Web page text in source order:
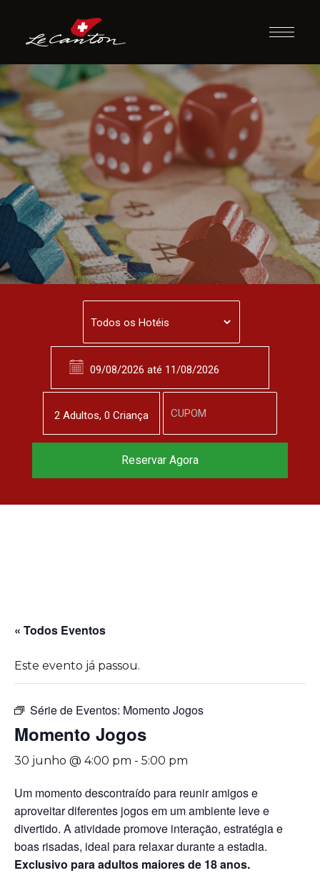
Momento Jogos
« Todos Eventos
Este evento já passou.
Série de Eventos: Momento Jogos
Momento Jogos
30 junho @ 4:00 pm - 5:00 pm
Um momento descontraído para reunir amigos e
aproveitar diferentes jogos em um ambiente leve e
divertido. A atividade promove interação, estratégia e
boas risadas, ideal para relaxar durante a estadia.
Exclusivo para adultos maiores de 18 anos.
2 Adultos, 0 Criança
Reserve agora, com
Reservar Agora